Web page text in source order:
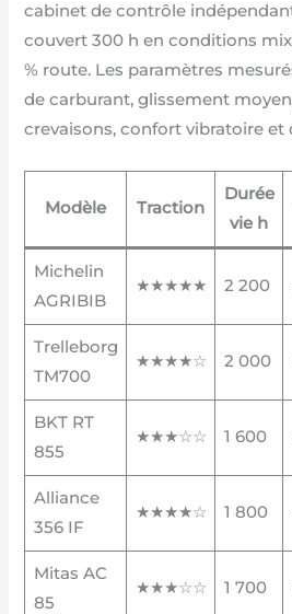
cabinet de contrôle
couvert 300 h en conditions
% route. Les paramètres
de carburant, glissement
crevaisons, confort vibratoire et
Modèle Traction
Durée
vie h
Michelin
AGRIBIB
★★★★★ 2 200
Trelleborg
TM700
★★★★☆ 2 000
BKT RT
855
★★★☆☆ 1 600
Alliance
356 IF
★★★★☆ 1 800
Mitas AC
85
★★★☆☆ 1 700